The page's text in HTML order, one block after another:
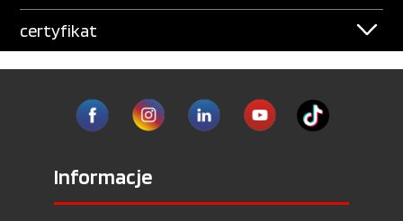
certyfikat
Informacje